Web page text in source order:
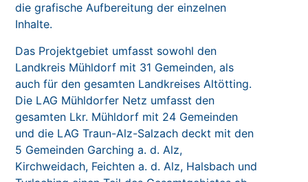
die grafische Aufbereitung der einzelnen
Inhalte.
Das Projektgebiet umfasst sowohl den
Landkreis Mühldorf mit 31 Gemeinden, als
auch für den gesamten Landkreises Altötting.
Die LAG Mühldorfer Netz umfasst den
gesamten Lkr. Mühldorf mit 24 Gemeinden
und die LAG Traun-Alz-Salzach deckt mit den
5 Gemeinden Garching a. d. Alz,
Kirchweidach, Feichten a. d. Alz, Halsbach und